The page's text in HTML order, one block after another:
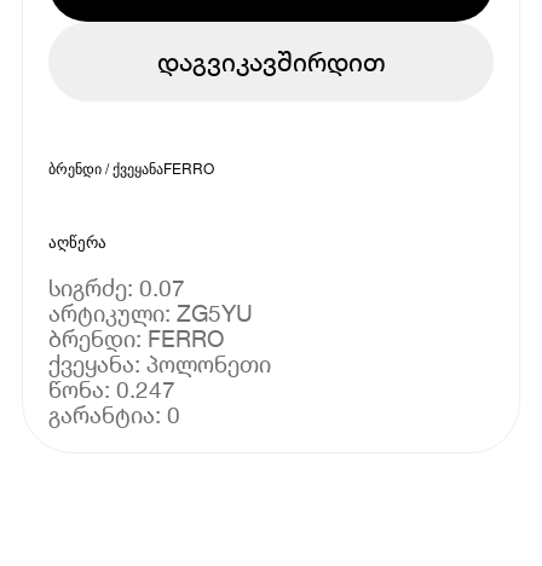
დაგვიკავშირდით
ბრენდი / ქვეყანაFERRO
აღწერა
სიგრძე: 0.07
არტიკული: ZG5YU
ბრენდი: FERRO
ქვეყანა: პოლონეთი
წონა: 0.247